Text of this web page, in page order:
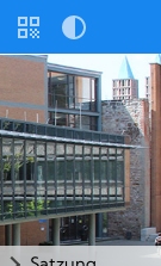
CodeKontrast